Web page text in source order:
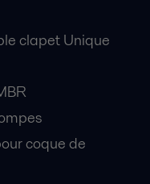
clapet Unique
coque de